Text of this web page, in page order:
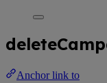
Anchor link to